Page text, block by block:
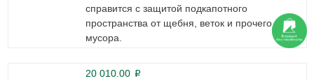
справится с защитой подкапотного
пространства от щебня, веток и прочего
мусора.
20 010.00 p